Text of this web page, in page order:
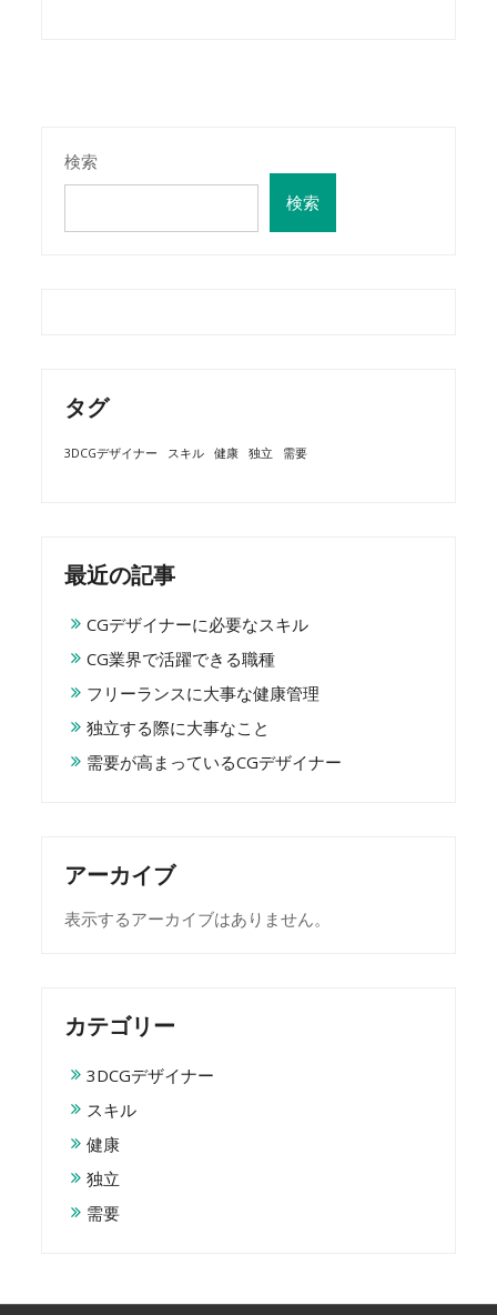
検索
検索
タグ
3DCGデザイナー スキル 健康 独立 需要
最近の記事
CGデザイナーに必要なスキル
CG業界で活躍できる職種
フリーランスに大事な健康管理
独立する際に大事なこと
需要が高まっているCGデザイナー
アーカイブ
表示するアーカイブはありません。
カテゴリー
3DCGデザイナー
スキル
健康
独立
需要